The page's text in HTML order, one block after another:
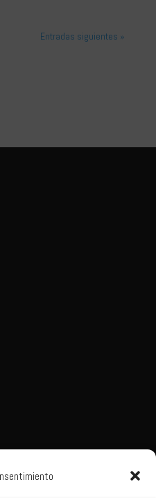
Entradas siguientes »
en: